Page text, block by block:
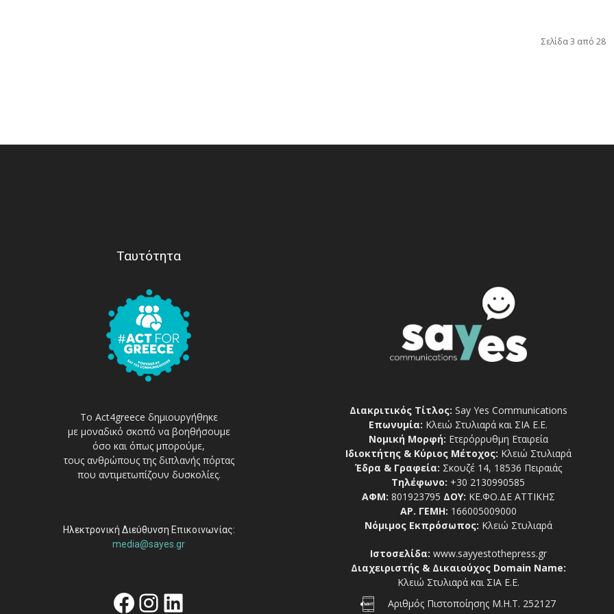
Σελίδα 3 από 28
Ταυτότητα
Το Act4greece δημιουργήθηκε
με μοναδικό σκοπό να βοηθήσουμε
όσο και όπως μπορούμε,
τους ανθρώπους της διπλανής πόρτας
που αντιμετωπίζουν δυσκολίες.
Ηλεκτρονική Διεύθυνση Επικοινωνίας:
media@sayes.gr
Facebook
Instagram
Linkedin
Διακριτικός Τίτλος: Say Yes Communications
Επωνυμία: Κλειώ Στυλιαρά και ΣΙΑ Ε.Ε.
Νομική Μορφή: Ετερόρρυθμη Εταιρεία
Ιδιοκτήτης & Κύριος Μέτοχος: Κλειώ Στυλιαρά
Έδρα & Γραφεία: Σκουζέ 14, 18536 Πειραιάς
Τηλέφωνο: +30 2130990585
ΑΦΜ: 801923795 ΔΟΥ: ΚΕ.ΦΟ.ΔΕ ΑΤΤΙΚΗΣ
ΑΡ. ΓΕΜΗ: 166005009000
Νόμιμος Εκπρόσωπος: Κλειώ Στυλιαρά
Ιστοσελίδα: www.sayyestothepress.gr
Διαχειριστής & Δικαιούχος Domain Name:
Κλειώ Στυλιαρά και ΣΙΑ Ε.Ε.
Αριθμός Πιστοποίησης Μ.Η.Τ. 252127